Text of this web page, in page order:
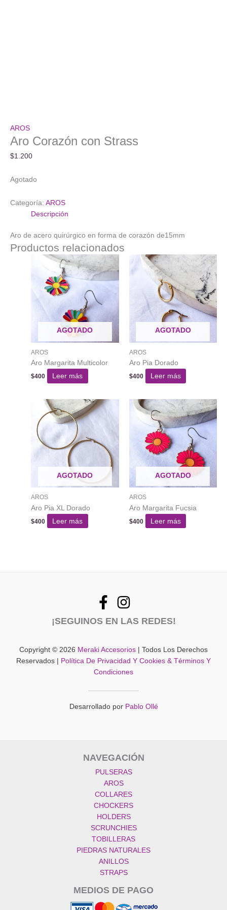
AROS
Aro Corazón con Strass
$1.200
Agotado
Categoría: AROS
Descripción
Aro de acero quirúrgico en forma de corazón de15mm
Productos relacionados
AGOTADO
AROS
Aro Margarita Multicolor
$400 Leer más
AGOTADO
AROS
Aro Pia Dorado
$400 Leer más
AGOTADO
AROS
Aro Pia XL Dorado
$400 Leer más
AGOTADO
AROS
Aro Margarita Fucsia
$400 Leer más
¡SEGUINOS EN LAS REDES!
Copyright © 2026 Meraki Accesorios | Todos Los Derechos
Reservados |
Política De Privacidad Y Cookies & Términos Y
Condiciones
Desarrollado por Pablo Ollé
NAVEGACIÓN
PULSERAS
AROS
COLLARES
CHOCKERS
HOLDERS
SCRUNCHIES
TOBILLERAS
PIEDRAS NATURALES
ANILLOS
STRAPS
MEDIOS DE PAGO